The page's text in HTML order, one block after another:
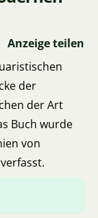
Anzeige teilen
der
der Art
Buch wurde
von